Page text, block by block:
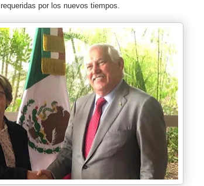
requeridas por los nuevos tiempos.